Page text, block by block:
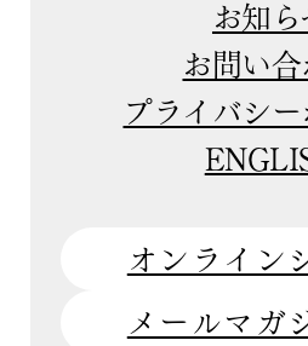
お知ら
お問い
プライバシ
オンライン
メールマガ